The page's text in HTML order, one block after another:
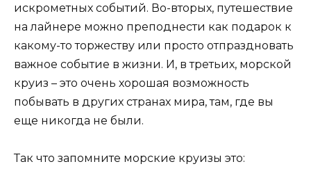
искрометных событий. Во-вторых, путешествие
на лайнере можно преподнести как подарок к
какому-то торжеству или просто отпраздновать
важное событие в жизни. И, в третьих, морской
круиз – это очень хорошая возможность
побывать в других странах мира, там, где вы
еще никогда не были.
Так что запомните морские круизы это: